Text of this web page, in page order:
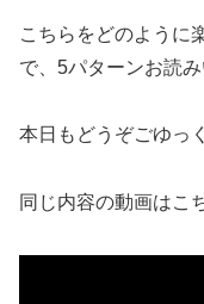
こちらをどのように
で、5パターンお読
本日もどうぞごゆっ
同じ内容の動画はこち